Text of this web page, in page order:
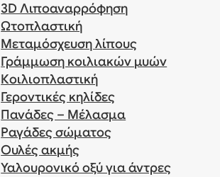
3D Λιποαναρρόφηση
Ωτοπλαστική
Μεταμόσχευση λίπους
Γράμμωση κοιλιακών μυών
Κοιλιοπλαστική
Γεροντικές κηλίδες
Πανάδες – Μέλασμα
Ραγάδες σώματος
Ουλές ακμής
Υαλουρονικό οξύ για άντρες